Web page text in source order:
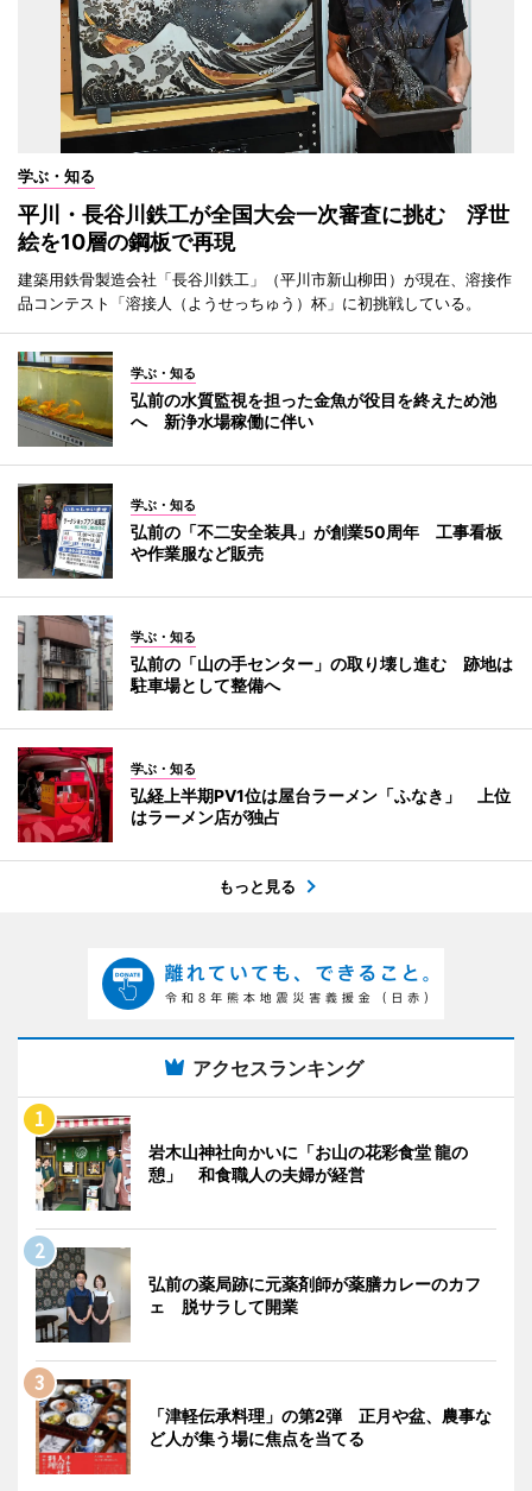
学ぶ・知る
平川・長谷川鉄工が全国大会一次審査に挑む 浮世
絵を10層の鋼板で再現
建築用鉄骨製造会社「長谷川鉄工」（平川市新山柳田）が現在、溶接作
品コンテスト「溶接人（ようせっちゅう）杯」に初挑戦している。
学ぶ・知る
弘前の水質監視を担った金魚が役目を終えため池
へ 新浄水場稼働に伴い
学ぶ・知る
弘前の「不二安全装具」が創業50周年 工事看板
や作業服など販売
学ぶ・知る
弘前の「山の手センター」の取り壊し進む 跡地は
駐車場として整備へ
学ぶ・知る
弘経上半期PV1位は屋台ラーメン「ふなき」 上位
はラーメン店が独占
もっと見る
アクセスランキング
岩木山神社向かいに「お山の花彩食堂 龍の
憩」 和食職人の夫婦が経営
弘前の薬局跡に元薬剤師が薬膳カレーのカフ
ェ 脱サラして開業
「津軽伝承料理」の第2弾 正月や盆、農事な
ど人が集う場に焦点を当てる